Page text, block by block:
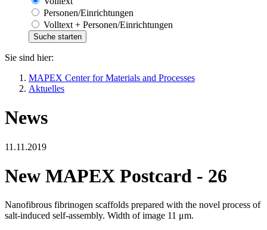
Personen/Einrichtungen
Volltext + Personen/Einrichtungen
Sie sind hier:
MAPEX Center for Materials and Processes
Aktuelles
News
11.11.2019
New MAPEX Postcard - 26
Nanofibrous fibrinogen scaffolds prepared with the novel process of
salt-induced self-assembly. Width of image 11 μm.